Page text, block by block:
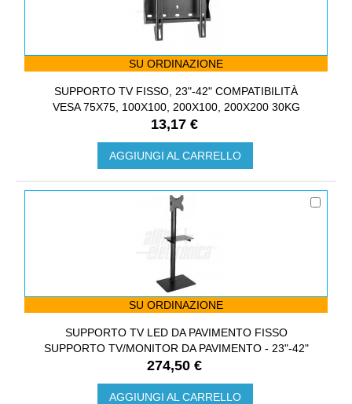
SU ORDINAZIONE
SUPPORTO TV FISSO, 23"-42" COMPATIBILITÀ
VESA 75X75, 100X100, 200X100, 200X200 30KG
13,17 €
AGGIUNGI AL CARRELLO
SU ORDINAZIONE
SUPPORTO TV LED DA PAVIMENTO FISSO
SUPPORTO TV/MONITOR DA PAVIMENTO - 23"-42"
274,50 €
AGGIUNGI AL CARRELLO